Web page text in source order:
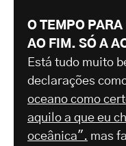
O TEMPO
AO FIM. SÓ A
Está tudo muito
declarações
oceano como
aquilo a que eu
oceânica". mas